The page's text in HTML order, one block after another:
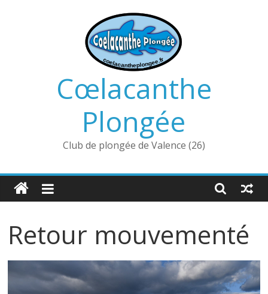
Cœlacanthe
Plongée
Club de plongée de Valence (26)
Retour mouvementé